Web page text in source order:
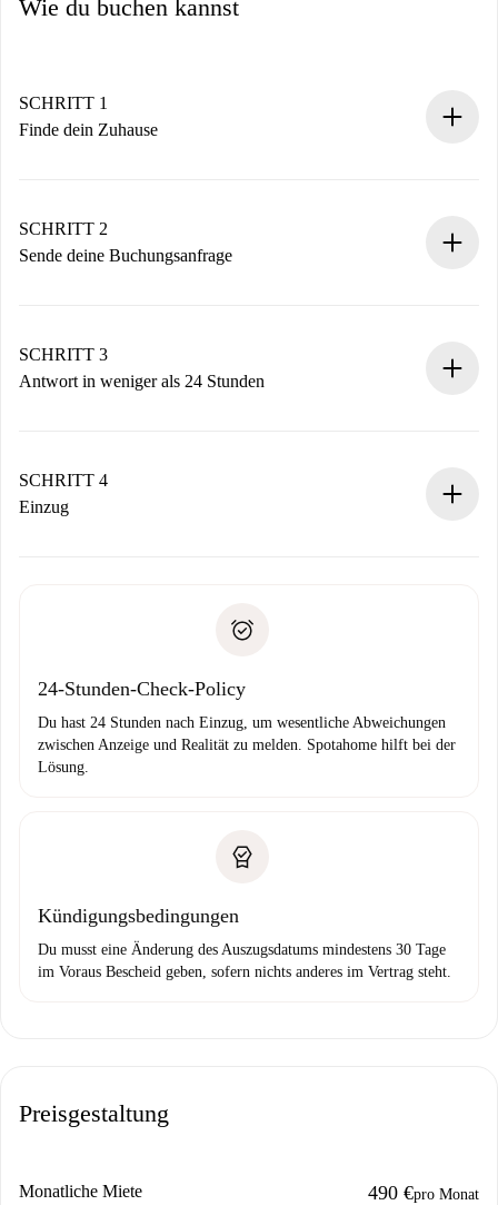
Wie du buchen kannst
SCHRITT 1
Finde dein Zuhause
Du erhältst alle notwendigen Informationen im Voraus.
SCHRITT 2
Sende deine Buchungsanfrage
Denk daran, dass wir dich erst belasten, wenn der
Vermieter zustimmt.
SCHRITT 3
Antwort in weniger als 24 Stunden
stellen den Kontakt her.
Wenn der Vermieter ablehnen muss, entstehen keine
SCHRITT 4
Einzug
24-Stunden-Check-Policy
Du hast 24 Stunden nach Einzug, um wesentliche Abweichungen
zwischen Anzeige und Realität zu melden. Spotahome hilft bei der
Lösung.
Kündigungsbedingungen
Du musst eine Änderung des Auszugsdatums mindestens 30 Tage
im Voraus Bescheid geben, sofern nichts anderes im Vertrag steht.
Preisgestaltung
Monatliche Miete 490 €pro Monat